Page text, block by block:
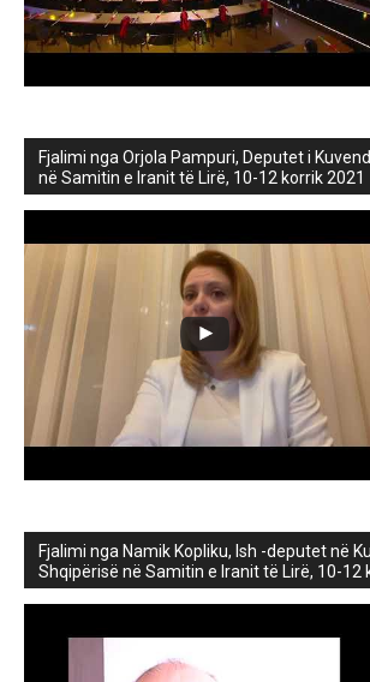
Fjalimi nga Orjola Pampuri, Deputet i
në Samitin e Iranit të Lirë, 10-12 korrik 2021
Fjalimi nga Namik Kopliku, Ish -deputet në
Shqipërisë në Samitin e Iranit të Lirë, 10-12